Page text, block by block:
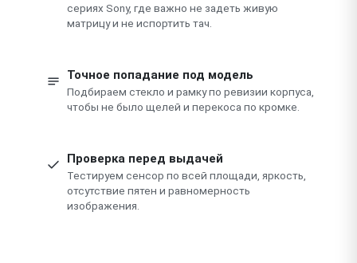
сериях Sony, где важно не задеть живую
матрицу и не испортить тач.
Точное попадание под модель
Подбираем стекло и рамку по ревизии корпуса,
чтобы не было щелей и перекоса по кромке.
Проверка перед выдачей
Тестируем сенсор по всей площади, яркость,
отсутствие пятен и равномерность
изображения.